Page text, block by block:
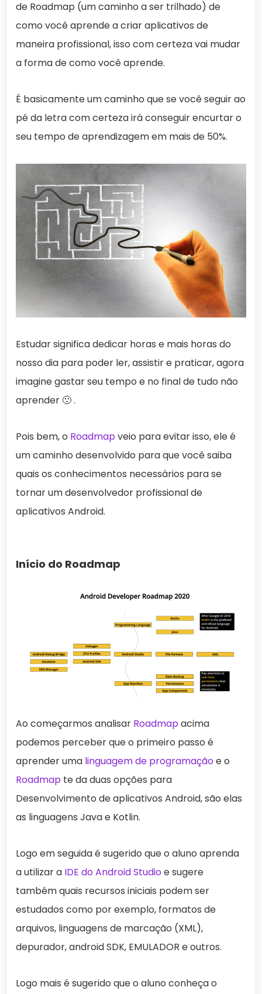
de Roadmap (um caminho a ser trilhado) de
como você aprende a criar aplicativos de
maneira profissional, isso com certeza vai mudar
a forma de como você aprende.
É basicamente um caminho que se você seguir ao
pé da letra com certeza irá conseguir encurtar o
seu tempo de aprendizagem em mais de 50%.
Estudar significa dedicar horas e mais horas do
nosso dia para poder ler, assistir e praticar, agora
imagine gastar seu tempo e no final de tudo não
aprender 🙁 .
Pois bem, o Roadmapveio para evitar isso, ele é
um caminho desenvolvido para que você saiba
quais os conhecimentos necessários para se
tornar um desenvolvedor profissional de
aplicativos Android.
Início do Roadmap
Ao começarmos analisar Roadmapacima
podemos perceber que o primeiro passo é
aprender uma linguagem de programaçãoe o
Roadmap te da duas opções para
Desenvolvimento de aplicativos Android, são elas
as linguagens Java e Kotlin.
Logo em seguida é sugerido que o aluno aprenda
a utilizar a IDE do Android Studioe sugere
também quais recursos iniciais podem ser
estudados como por exemplo, formatos de
arquivos, linguagens de marcação (XML),
depurador, android SDK, EMULADOR e outros.
Logo mais é sugerido que o aluno conheça o